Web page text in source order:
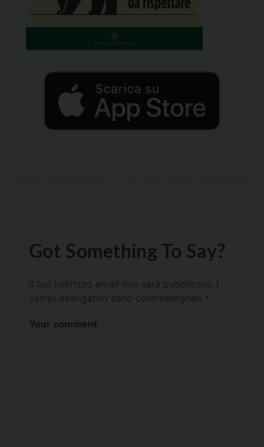
Got Something To Say?
Il tuo indirizzo email non sarà pubblicato.
campi obbligatori sono contrassegnati *
Your comment